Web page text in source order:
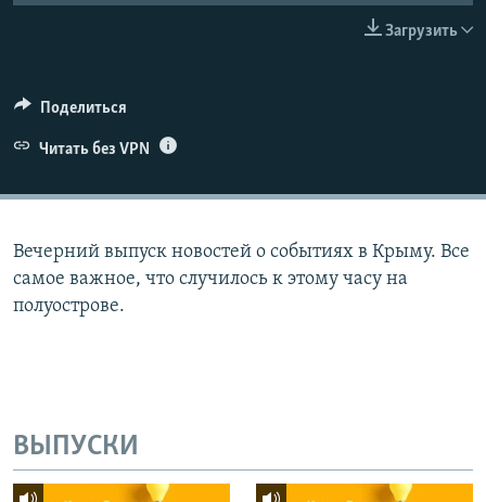
ELIFBE
УКРАИНСКАЯ ПРОБЛЕМА КРЫМА
Загрузить
Поделиться
Читать без VPN
Вечерний выпуск новостей о событиях в Крыму. Все
самое важное, что случилось к этому часу на
полуострове.
ВЫПУСКИ